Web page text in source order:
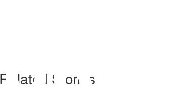
Related Stories